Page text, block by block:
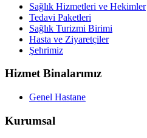
Sağlık Hizmetleri ve Hekimler
Tedavi Paketleri
Sağlık Turizmi Birimi
Hasta ve Ziyaretçiler
Şehrimiz
Hizmet Binalarımız
Genel Hastane
Kurumsal